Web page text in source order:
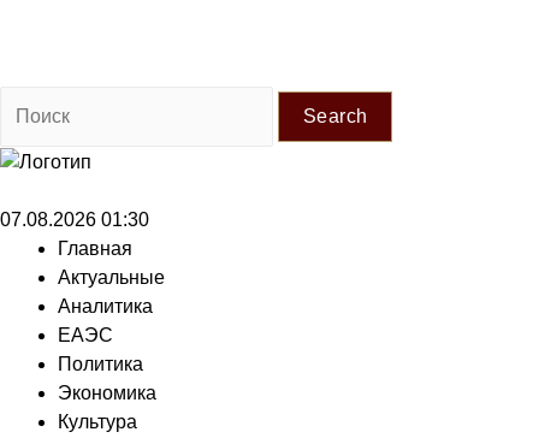
Search
07.08.2026 01:30
Главная
Актуальные
Аналитика
ЕАЭС
Политика
Экономика
Культура